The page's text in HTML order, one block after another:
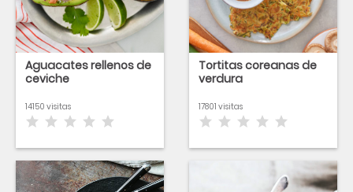
Aguacates rellenos de
ceviche
14150 visitas
Tortitas coreanas de
verdura
17801 visitas